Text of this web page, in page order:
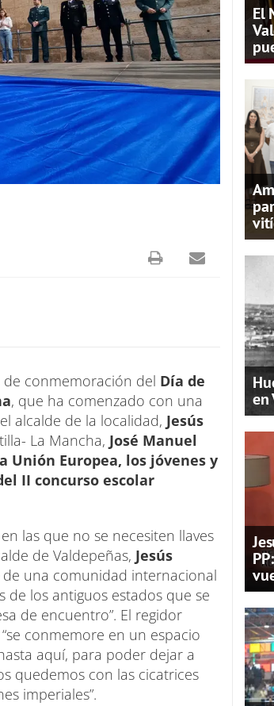
de conmemoración del Día de
, que ha comenzado con una
alcalde de la localidad, Jesús
La Mancha, José Manuel
Unión Europea, los jóvenes y
II concurso escolar
las que no se necesiten llaves
de Valdepeñas, Jesús
una comunidad internacional
de los antiguos estados que se
de encuentro”. El regidor
conmemore en un espacio
aquí, para poder dejar a
quedemos con las cicatrices
imperiales”.
El
en